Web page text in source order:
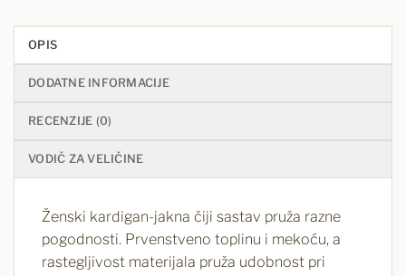
OPIS
DODATNE INFORMACIJE
RECENZIJE (0)
VODIČ ZA VELIČINE
Ženski kardigan-jakna čiji sastav pruža razne
pogodnosti. Prvenstveno toplinu i mekoću, a
rastegljivost materijala pruža udobnost pri